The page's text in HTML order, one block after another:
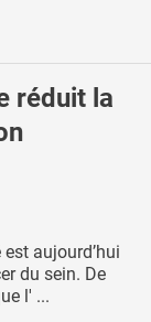
réduit la
aujourd’hui
du sein. De
l' ...